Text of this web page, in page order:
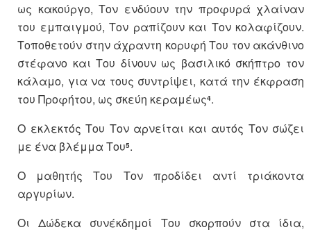
ως κακούργο, Τον ενδύουν την προφυρά χλαίναν
του εμπαιγμού, Τον ραπίζουν και Τον κολαφίζουν.
Τοποθετούν στην άχραντη κορυφή Του τον ακάνθινο
στέφανο και Του δίνουν ως βασιλικό σκήπτρο τον
κάλαμο, για να τους συντρίψει, κατά την έκφραση
του Προφήτου, ως σκεύη κεραμέως4.
Ο εκλεκτός Του Τον αρνείται και αυτός Τον σώζει
με ένα βλέμμα Του5.
Ο μαθητής Του Τον προδίδει αντί τριάκοντα
αργυρίων.
Οι Δώδεκα συνέκδημοί Του σκορπούν στα ίδια,